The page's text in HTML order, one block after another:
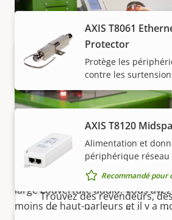
Maîtrise des
AXIS C1410 Mk II est un petit
grande portée. Chaque haut-
large couverture audio. Vous
moins de haut-parleurs et il y a
AXIS T8061
Protector
Protège les
contre les
AXIS T8120
Alimentation et
périphérique réseau
Recommandé pour
partenaires de
Vous voulez acheter des
Axis ?
Trouvez des revendeurs,
système et des installateurs